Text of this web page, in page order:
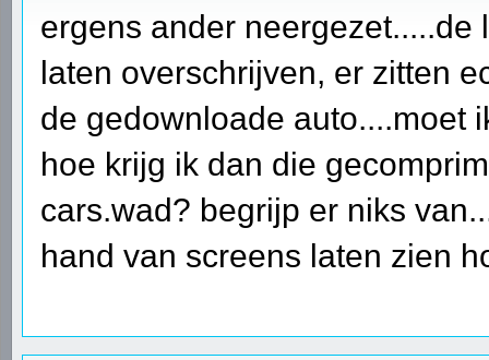
ergens ander
laten overschrijven, er zitten
de gedownloade auto....moet
hoe krijg ik dan die
cars.wad? begrijp er niks
hand van screens laten zien